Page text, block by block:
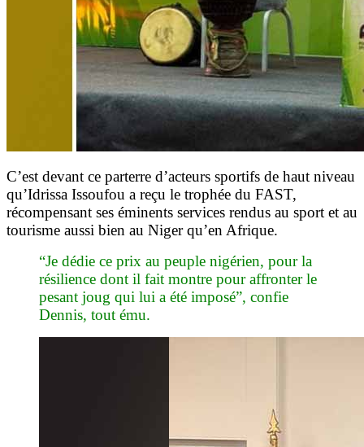
C’est devant ce parterre d’acteurs sportifs de haut niveau
qu’Idrissa Issoufou a reçu le trophée du FAST,
récompensant ses éminents services rendus au sport et au
tourisme aussi bien au Niger qu’en Afrique.
“Je dédie ce prix au peuple nigérien, pour la
résilience dont il fait montre pour affronter le
pesant joug qui lui a été imposé”, confie
Dennis, tout ému.